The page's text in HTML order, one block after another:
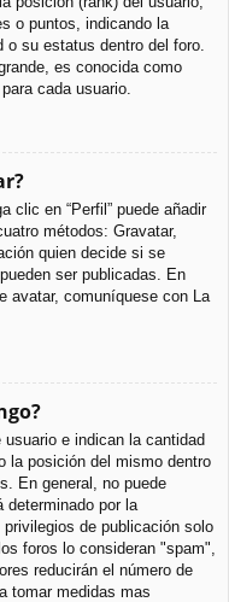
o puntos, indicando la
su estatus dentro del foro.
es conocida como
cada usuario.
clic en “Perfil” puede añadir
métodos: Gravatar,
quien decide si se
ser publicadas. En
avatar, comuníquese con La
usuario e indican la cantidad
la posición del mismo dentro
En general, no puede
determinado por la
de publicación solo
foros lo consideran "spam",
reducirán el número de
tomar medidas mas